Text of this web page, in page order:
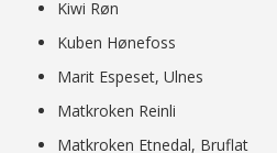
Kiwi Røn
Kuben Hønefoss
Marit Espeset, Ulnes
Matkroken Reinli
Matkroken Etnedal, Bruflat